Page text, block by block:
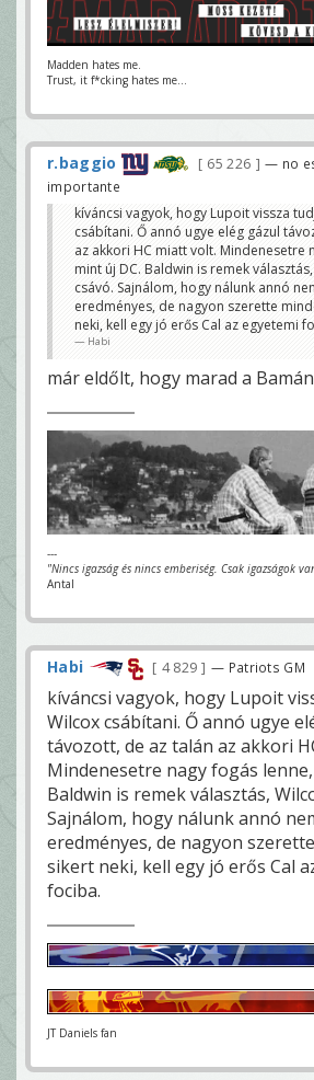
Madden hates me.
Trust, it f*cking hates me...
r.baggio 65 226
— no
importante
kíváncsi vagyok, hogy Lupoit vissza
csábítani. Ő annó ugye elég gázul
az akkori HC miatt volt. Mindenesetre
mint új DC. Baldwin is remek
csávó. Sajnálom, hogy nálunk annó
eredményes, de nagyon szerette
neki, kell egy jó erős Cal az egyetemi
Habi
már eldőlt, hogy marad a
---
"Nincs igazság és nincs emberiség. Csak igazságok
Antal
Habi 4 829 — Patriots GM
kíváncsi vagyok, hogy Lupoit
Wilcox csábítani. Ő annó ugye
távozott, de az talán az akkori
Mindenesetre nagy fogás
Baldwin is remek választás,
Sajnálom, hogy nálunk annó
eredményes, de nagyon
sikert neki, kell egy jó erős Cal
fociba.
JT Daniels fan